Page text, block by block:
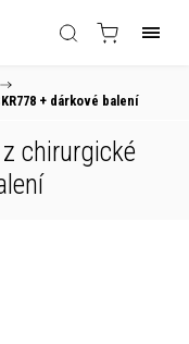
/
+ dárkové balení
chirurgické